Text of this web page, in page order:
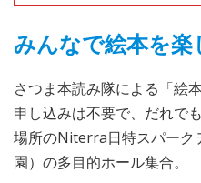
みんなで絵本を楽
さつま本読み隊による「絵
申し込みは不要で、だれで
場所のNiterra日特スパーク
園）の多目的ホール集合。